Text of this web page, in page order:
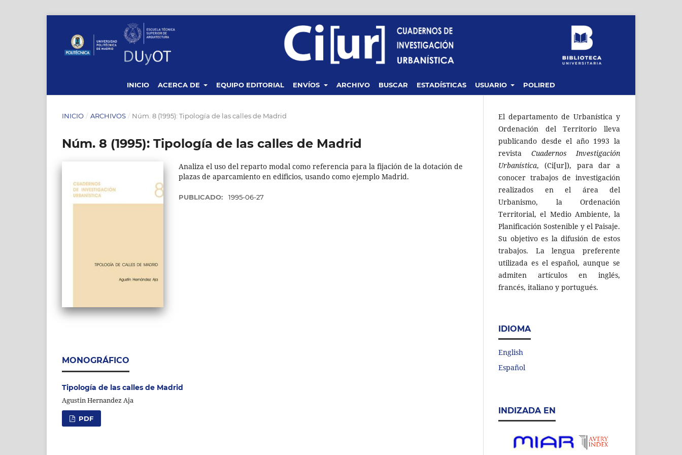
INICIO ACERCA DE EQUIPO EDITORIAL ENVÍOS ARCHIVO BUSCAR ESTADÍSTICAS USUARIO POLIRED
INICIO / ARCHIVOS / Núm. 8 (1995): Tipología de las calles de Madrid
Núm. 8 (1995): Tipología de las calles de Madrid
Analiza el uso del reparto modal como referencia para la fijación de la dotación de
plazas de aparcamiento en edificios, usando como ejemplo Madrid.
PUBLICADO: 1995-06-27
MONOGRÁFICO
Tipología de las calles de Madrid
Agustin Hernandez Aja
PDF
El departamento de Urbanística y
Ordenación del Territorio lleva
publicando desde el año 1993 la
revista Cuadernos Investigación
Urbanística, (Ci[ur]), para dar a
conocer trabajos de investigación
realizados en el área del
Urbanismo, la Ordenación
Territorial, el Medio Ambiente, la
Planificación Sostenible y el Paisaje.
Su objetivo es la difusión de estos
trabajos. La lengua preferente
utilizada es el español, aunque se
admiten artículos en inglés,
francés, italiano y portugués.
IDIOMA
English
Español
INDIZADA EN